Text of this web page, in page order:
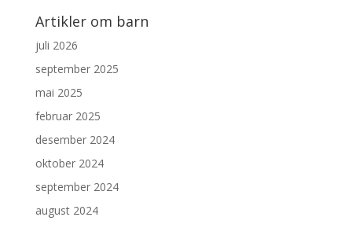
Artikler om barn
juli 2026
september 2025
mai 2025
februar 2025
desember 2024
oktober 2024
september 2024
august 2024